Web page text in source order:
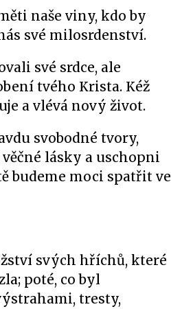
naše viny, kdo by
své milosrdenství.
své srdce, ale
tvého Krista. Kéž
a vlévá nový život.
svobodné tvory,
lásky a uschopni
budeme moci spatřit ve
svých hříchů, které
poté, co byl
tresty,